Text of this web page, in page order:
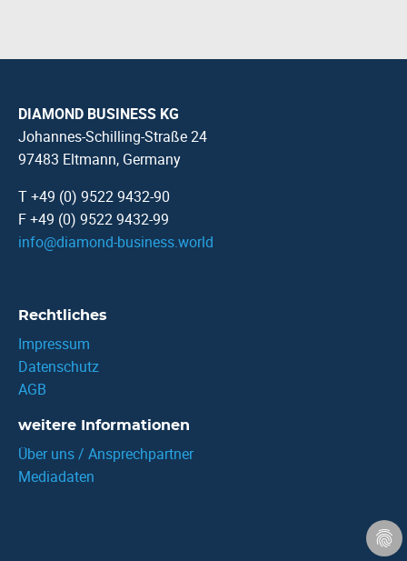
DIAMOND BUSINESS KG
Johannes-Schilling-Straße 24
97483 Eltmann, Germany
T +49 (0) 9522 9432-90
F +49 (0) 9522 9432-99
info@diamond-business.world
Rechtliches
Impressum
Datenschutz
AGB
weitere Informationen
Über uns / Ansprechpartner
Mediadaten